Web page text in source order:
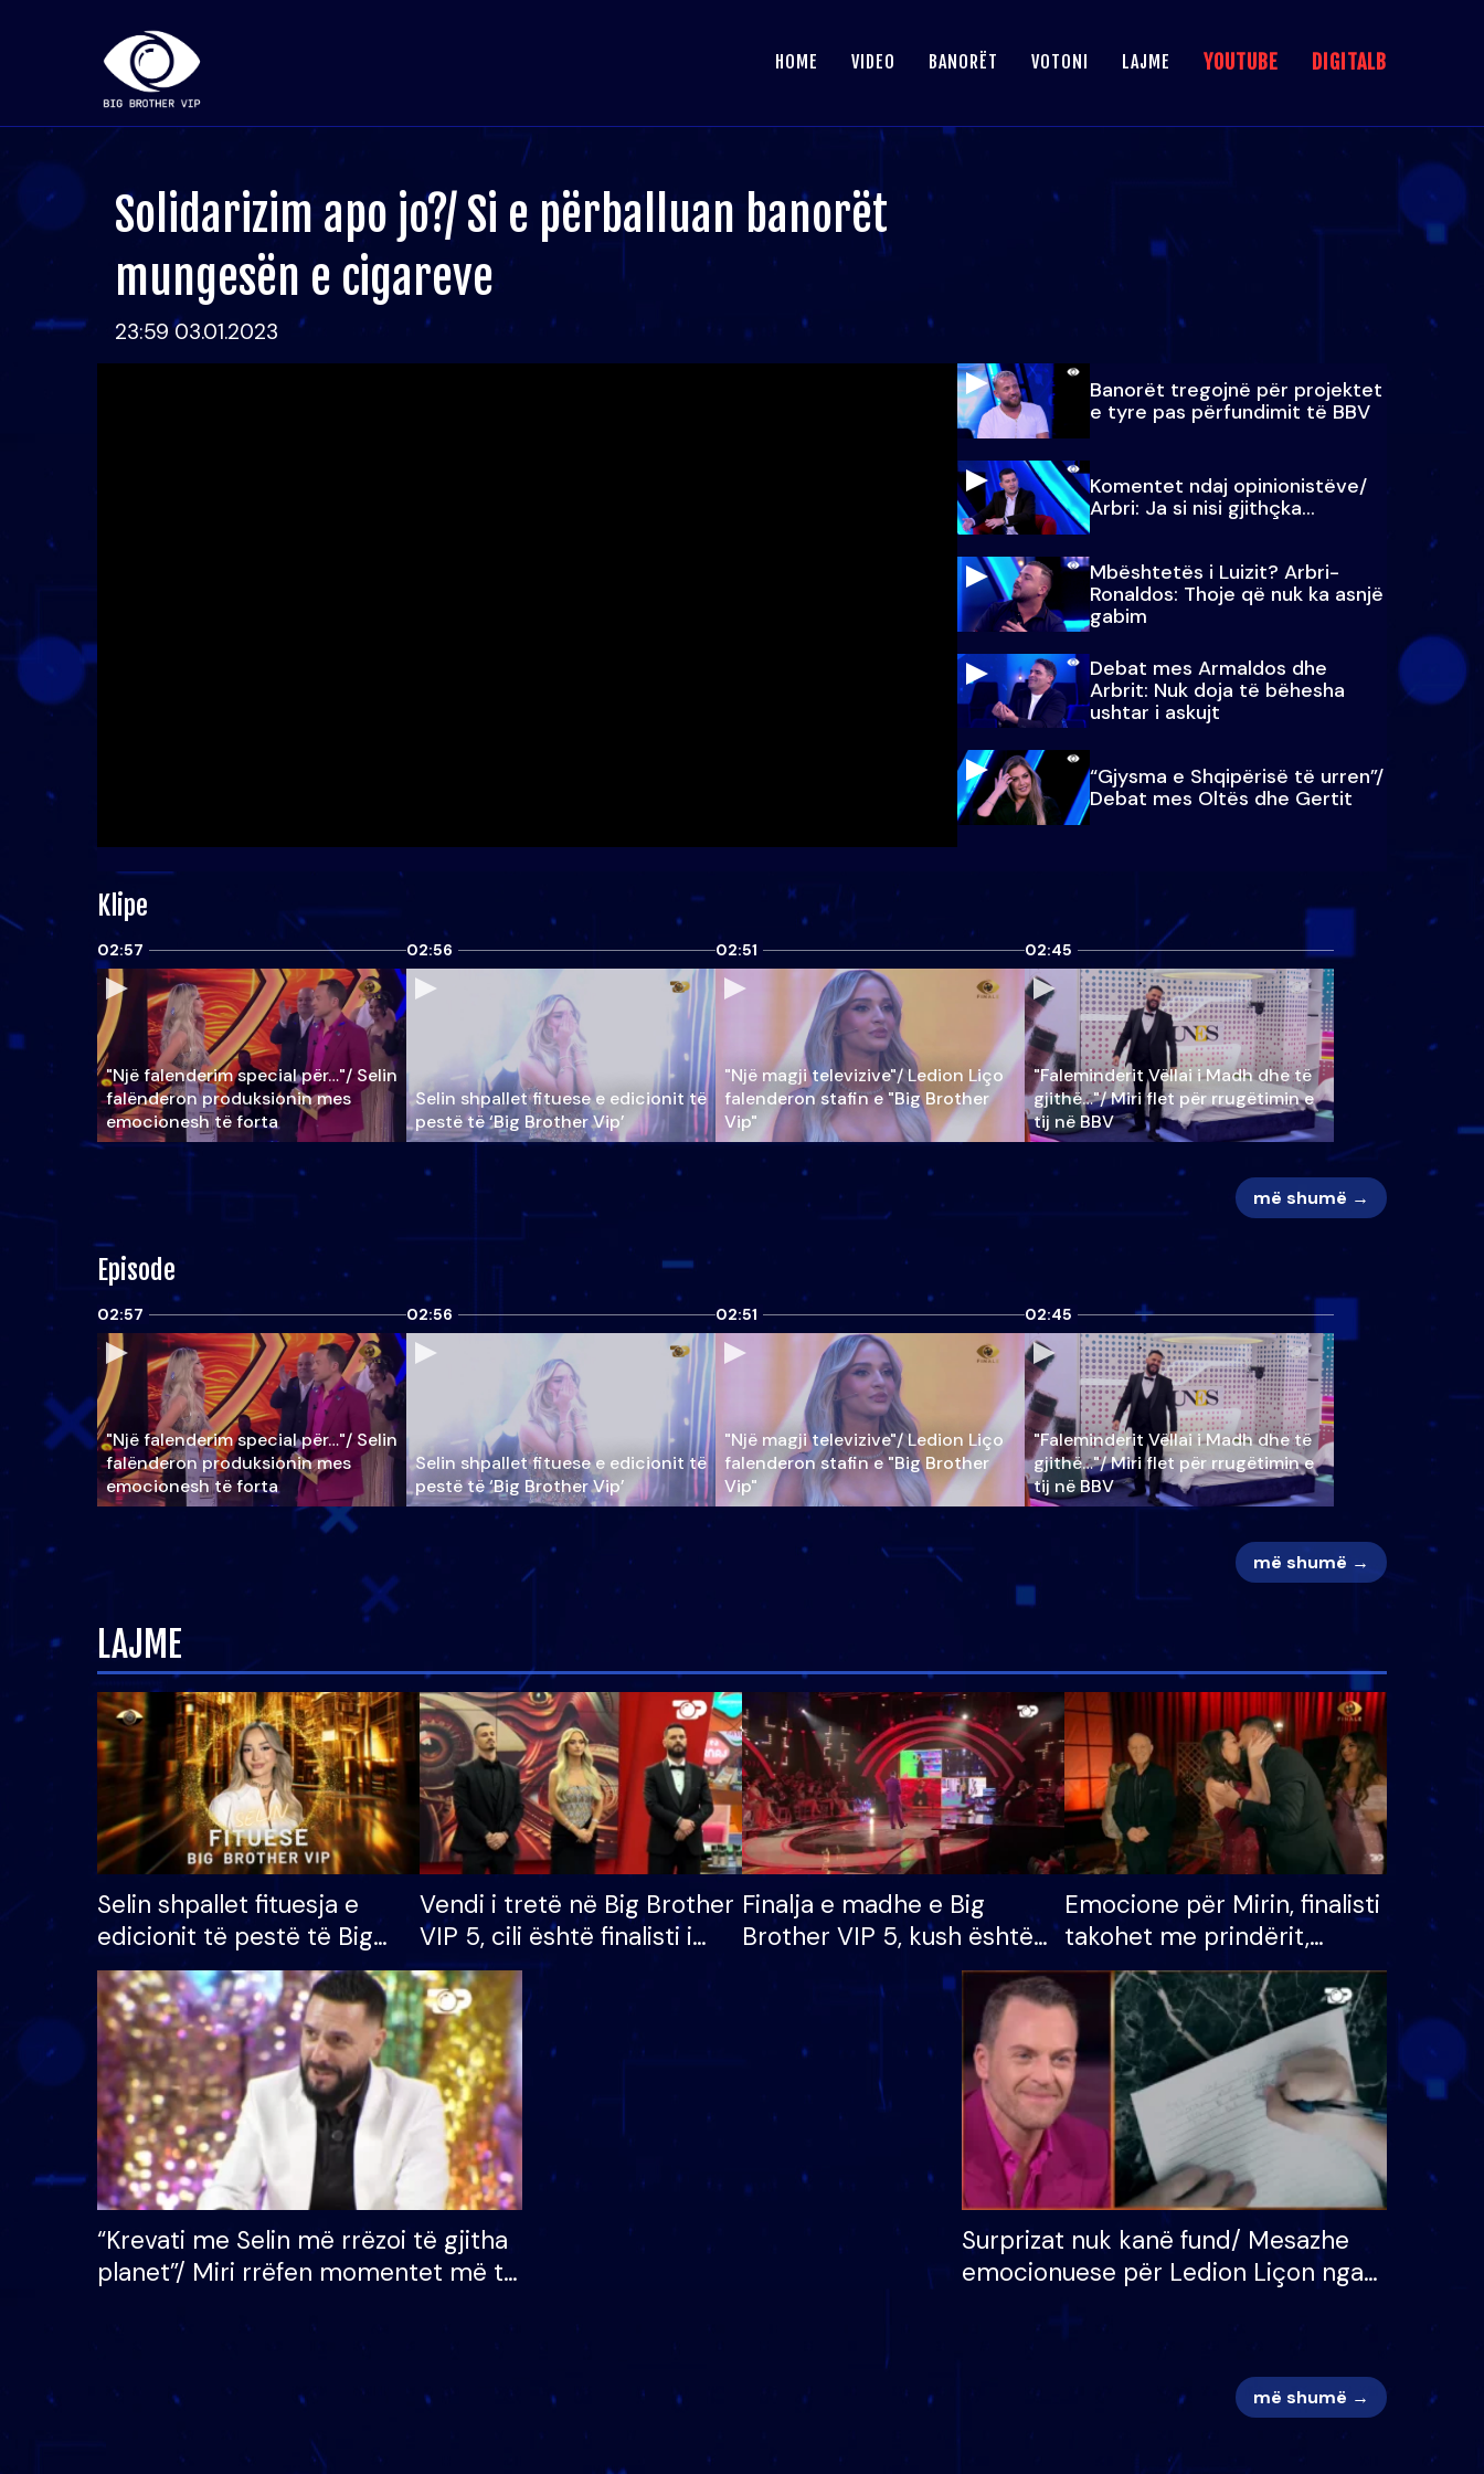
HOME VIDEO BANORËT VOTONI LAJME YOUTUBE DIGITALB
Solidarizim apo jo?/ Si e përballuan banorët
mungesën e cigareve
23:59 03.01.2023
Banorët tregojnë për projektet
e tyre pas përfundimit të BBV
Komentet ndaj opinionistëve/
Arbri: Ja si nisi gjithçka…
Mbështetës i Luizit? Arbri-
Ronaldos: Thoje që nuk ka asnjë
gabim
Debat mes Armaldos dhe
Arbrit: Nuk doja të bëhesha
ushtar i askujt
“Gjysma e Shqipërisë të urren”/
Debat mes Oltës dhe Gertit
Klipe
02:57
"Një falenderim special për…"/ Selin
falënderon produksionin mes
emocionesh të forta
02:56
Selin shpallet fituese e edicionit të
pestë të ‘Big Brother Vip’
02:51
"Një magji televizive"/ Ledion Liço
falenderon stafin e "Big Brother
Vip"
02:45
"Faleminderit Vëllai i Madh dhe të
gjithë…"/ Miri flet për rrugëtimin e
tij në BBV
më shumë →
Episode
02:57
"Një falenderim special për…"/ Selin
falënderon produksionin mes
emocionesh të forta
02:56
Selin shpallet fituese e edicionit të
pestë të ‘Big Brother Vip’
02:51
"Një magji televizive"/ Ledion Liço
falenderon stafin e "Big Brother
Vip"
02:45
"Faleminderit Vëllai i Madh dhe të
gjithë…"/ Miri flet për rrugëtimin e
tij në BBV
më shumë →
LAJME
Selin shpallet fituesja e
edicionit të pestë të Big
Brother VIP, rrëmben
çmimin e madh prej 100
mijë eurosh
Vendi i tretë në Big Brother
VIP 5, cili është finalisti i
radhës që lë shtëpinë
Finalja e madhe e Big
Brother VIP 5, kush është
banori i parë që lë shtëpinë
dhe humb mundësinë për
të fituar çmimin e madh
Emocione për Mirin, finalisti
takohet me prindërit,
vajzën dhe bashkëshorten:
S’kemi ndonjë letër divorci
apo jo?
“Krevati me Selin më rrëzoi të gjitha
planet”/ Miri rrëfen momentet më të
mungojë zilja e mëngjesit kur…
Surprizat nuk kanë fund/ Mesazhe
emocionuese për Ledion Liçon nga
më shumë →